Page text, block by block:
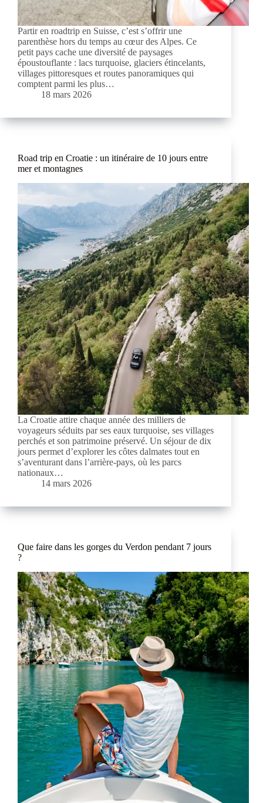
Partir en roadtrip en Suisse, c’est s’offrir une
parenthèse hors du temps au cœur des Alpes. Ce
petit pays cache une diversité de paysages
époustouflante : lacs turquoise, glaciers étincelants,
villages pittoresques et routes panoramiques qui
comptent parmi les plus…
18 mars 2026
Road trip en Croatie : un itinéraire de 10 jours entre
mer et montagnes
La Croatie attire chaque année des milliers de
voyageurs séduits par ses eaux turquoise, ses villages
perchés et son patrimoine préservé. Un séjour de dix
jours permet d’explorer les côtes dalmates tout en
s’aventurant dans l’arrière-pays, où les parcs
nationaux…
14 mars 2026
Que faire dans les gorges du Verdon pendant 7 jours
?